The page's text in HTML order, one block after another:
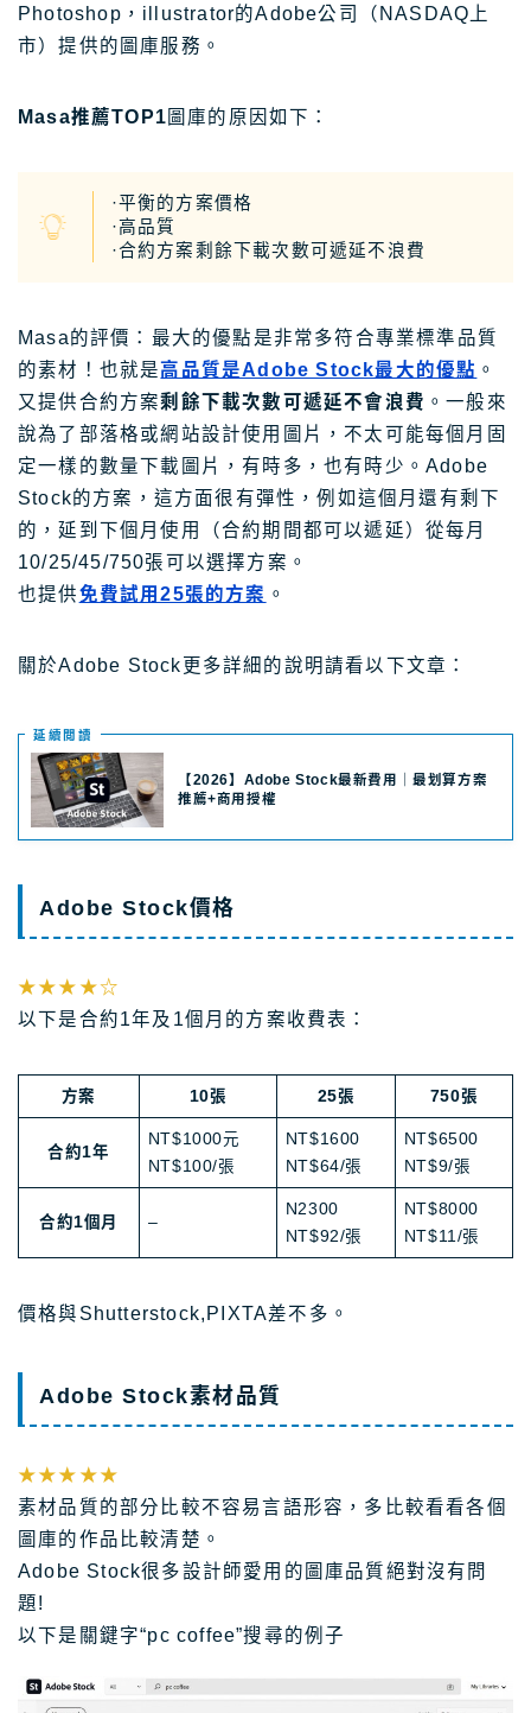
Photoshop，illustrator的Adobe公司（NASDAQ上
市）提供的圖庫服務。
Masa推薦TOP1 圖庫的原因如下：
·平衡的方案價格
·高品質
·合約方案剩餘下載次數可遞延不浪費
Masa的評價：最大的優點是非常多符合專業標準品質
的素材！也就是高品質是Adobe Stock最大的優點 。
又提供合約方案剩餘下載次數可遞延不會浪費 。一般來
說為了部落格或網站設計使用圖片，不太可能每個月固
定一樣的數量下載圖片，有時多，也有時少。Adobe
Stock的方案，這方面很有彈性，例如這個月還有剩下
的，延到下個月使用（合約期間都可以遞延）從每月
10/25/45/750張可以選擇方案。
也提供免費試用25張的方案 。
關於Adobe Stock更多詳細的說明請看以下文章：
延續閲讀
【2026】Adobe Stock最新費用｜最划算方案
推薦+商用授權
Adobe Stock價格
★★★★☆
以下是合約1年及1個月的方案收費表：
方案 10張 25張 750張
合約1年
NT$1000元
NT$100/張
NT$1600
NT$64/張
NT$6500
NT$9/張
合約1個月 –
N2300
NT$92/張
NT$8000
NT$11/張
價格與Shutterstock,PIXTA差不多。
Adobe Stock素材品質
★★★★★
素材品質的部分比較不容易言語形容，多比較看看各個
圖庫的作品比較清楚。
Adobe Stock很多設計師愛用的圖庫品質絕對沒有問
題!
以下是關鍵字“pc coffee”搜尋的例子